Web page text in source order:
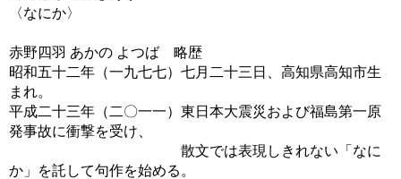
〈なにか〉
赤野四羽 あかの よつば 略歴
昭和五十二年（一九七七）七月二十三日、高知県高知市生
まれ。
平成二十三年（二〇一一）東日本大震災および福島第一原
発事故に衝撃を受け、
散文では表現しきれない「なに
か」を託して句作を始める。